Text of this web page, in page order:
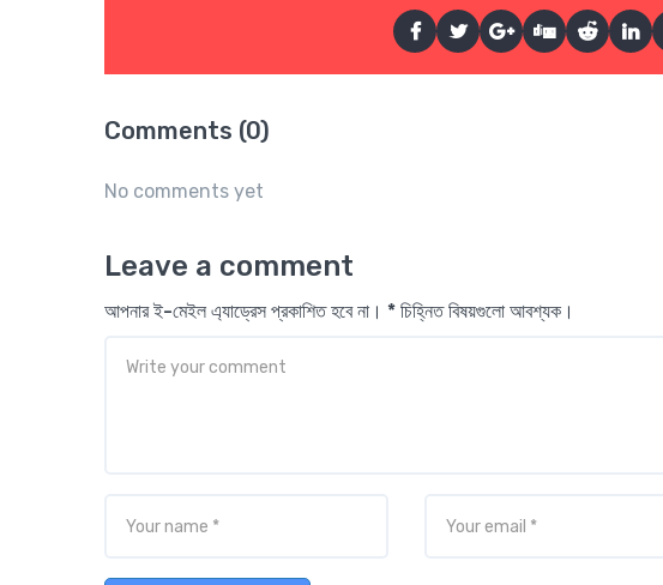
Comments (0)
No comments yet
Leave a comment
আপনার ই-মেইল এ্যাড্রেস প্রকাশিত হবে না। * চিহ্নিত বিষয়গুলো আবশ্যক।